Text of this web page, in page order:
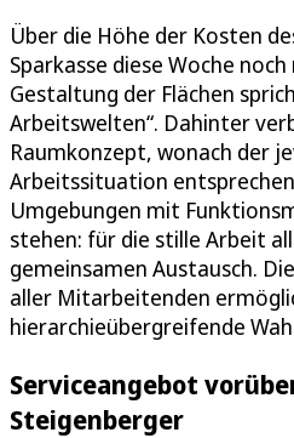
Über die Höhe der Kosten
Sparkasse diese Woche
Gestaltung der Flächen
Arbeitswelten“. Dahinter
Raumkonzept, wonach der
Arbeitssituation
Umgebungen mit
stehen: für die stille Arbeit
gemeinsamen Austausch.
aller Mitarbeitenden
hierarchieübergreifende
Serviceangebot
Steigenberger